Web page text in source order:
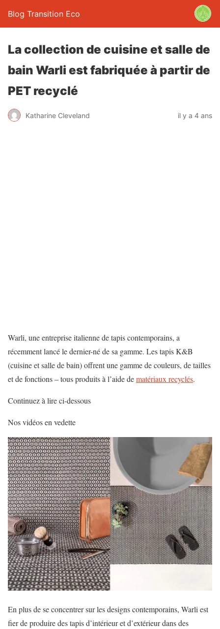
Blog Transition Eco
La collection de cuisine et salle de
bain Warli est fabriquée à partir de
PET recyclé
Katharine Cleveland il y a 4 ans
Warli, une entreprise italienne de tapis contemporains, a
récemment lancé le dernier-né de sa gamme. Les tapis K&B
(cuisine et salle de bain) offrent une gamme de couleurs, de tailles
et de fonctions – tous produits à l’aide dematériaux recyclés.
Continuez à lire ci-dessous
Nos vidéos en vedette
En plus de se concentrer sur les designs contemporains, Warli est
fier de produire des tapis d’intérieur et d’extérieur dans des